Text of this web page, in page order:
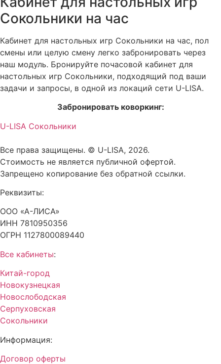
Сокольники на час
Кабинет для настольных игр Сокольники на час, пол
смены или целую смену легко забронировать через
наш модуль. Бронируйте почасовой кабинет для
настольных игр Сокольники, подходящий под ваши
задачи и запросы, в одной из локаций сети U-LISA.
Забронировать коворкинг:
U-LISA Сокольники
Все права защищены. © U-LISA, 2026.
Стоимость не является публичной офертой.
Запрещено копирование без обратной ссылки.
Реквизиты:
ООО «А-ЛИСА»
ИНН 7810950356
ОГРН 1127800089440
Все кабинеты:
Китай-город
Новокузнецкая
Новослободская
Серпуховская
Сокольники
Информация:
Договор оферты